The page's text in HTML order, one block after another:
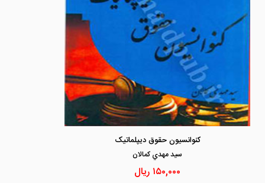
کنوانسیون حقوق دیپلماتیک
سيد مهدي كمالان
۱۵۰,۰۰۰ ریال